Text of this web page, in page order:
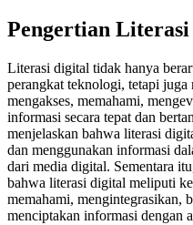
Pengertian
Literasi digital tidak hanya
perangkat teknologi, tetapi
mengakses, memahami,
informasi secara tepat dan
menjelaskan bahwa literasi
dan menggunakan informasi
dari media digital. Sementara
bahwa literasi digital meliputi
memahami, mengintegrasikan,
menciptakan informasi dengan